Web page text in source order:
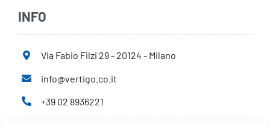
INFO
Via Fabio Filzi 29 - 20124 - Milano
info@vertigo.co.it
+39 02 8936221